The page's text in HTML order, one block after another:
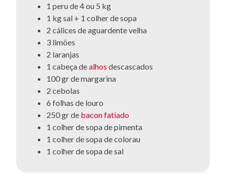
1 peru de 4 ou 5 kg
1 kg sal + 1 colher de sopa
2 cálices de aguardente velha
3 limões
2 laranjas
1 cabeça dealhos descascados
100 gr de margarina
2 cebolas
6 folhas de louro
250 gr de bacon fatiado
1 colher de sopa de pimenta
1 colher de sopa de colorau
1 colher de sopa de sal